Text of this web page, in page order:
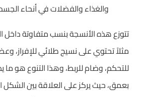
والغذاء والفضلات في أنحاء
تتوزع هذه الأنسجة بنسب متفاوتة داخل
مثلاً تحتوي على نسيج طلائي للإفراز،
للتحكم، وضام للربط، وهذا التنوع هو ما
بعمق، حيث يركز على العلاقة بين